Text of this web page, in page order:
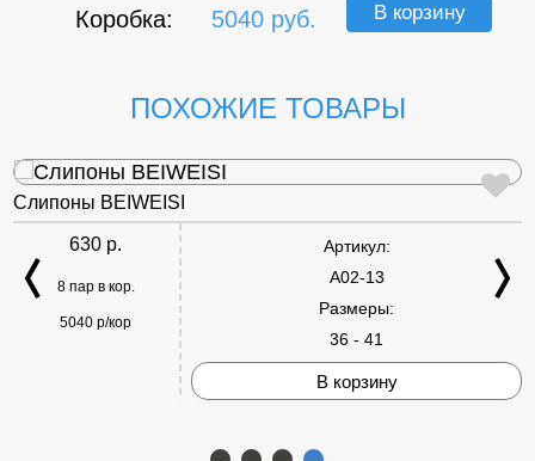
Коробка: 5040 руб. В корзину
ПОХОЖИЕ ТОВАРЫ
Слипоны BEIWEISI
630 р.
8 пар в кор.
5040 р/кор
Артикул:
A02-13
Размеры:
36 - 41
В корзину